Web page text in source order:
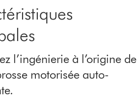
l’ingénierie à l’origine de
motorisée auto-